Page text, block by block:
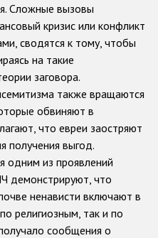
hate crime
crime
crime
crime
crime
on religion or belief
hate crime
crime
crime
Сложные вызовы
кризис или конфликт
сводятся к тому, чтобы
на такие
заговора.
также вращаются
обвиняют в
что евреи заостряют
получения выгод.
одним из проявлений
демонстрируют, что
ненависти включают в
религиозным, так и по
сообщения о